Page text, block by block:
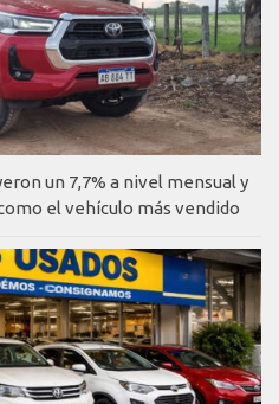
un 7,7% a nivel mensual y
el vehículo más vendido